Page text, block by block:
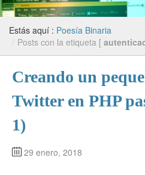
Estás aquí : Poesía Binaria
/ Posts con la etiqueta [
Creando un
Twitter en PHP
1)
29 enero, 2018